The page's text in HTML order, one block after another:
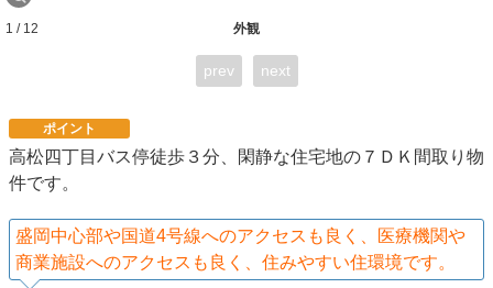
外観
1 / 12
prev next
ポイント
高松四丁目バス停徒歩３分、閑静な住宅地の７ＤＫ間取り物
件です。
盛岡中心部や国道4号線へのアクセスも良く、医療機関や
商業施設へのアクセスも良く、住みやすい住環境です。